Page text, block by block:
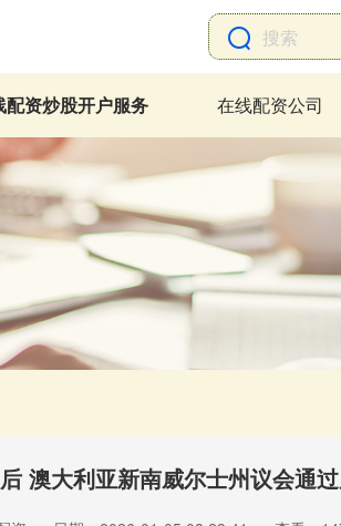
配资炒股开户服务 在线配资公司
澳大利亚新南威尔士州议会通